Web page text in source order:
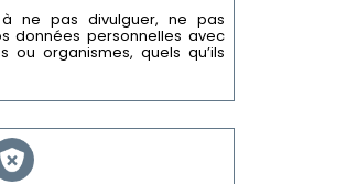
à ne pas divulguer, ne pas
données personnelles avec
ou organismes, quels qu’ils